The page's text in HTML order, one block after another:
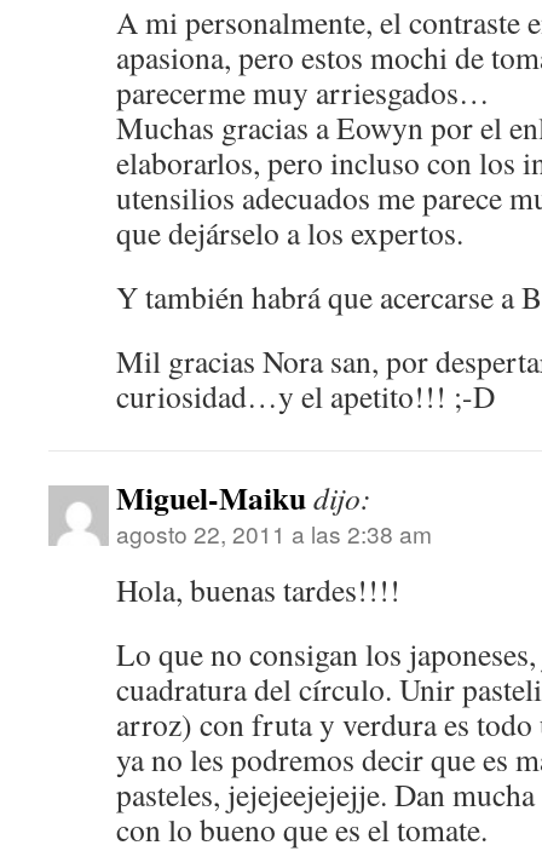
A mi personalmente, el contraste
apasiona, pero estos mochi de
parecerme muy arriesgados…
Muchas gracias a Eowyn por el
elaborarlos, pero incluso con los
utensilios adecuados me parece
que dejárselo a los expertos.
Y también habrá que acercarse a
Mil gracias Nora san, por
curiosidad…y el apetito!!! ;-D
Miguel-Maikudijo:
agosto 22, 2011 a las 2:38 am
Hola, buenas tardes!!!!
Lo que no consigan los
cuadratura del círculo. Unir
arroz) con fruta y verdura es
ya no les podremos decir que es
pasteles, jejejeejejejje. Dan
con lo bueno que es el tomate.